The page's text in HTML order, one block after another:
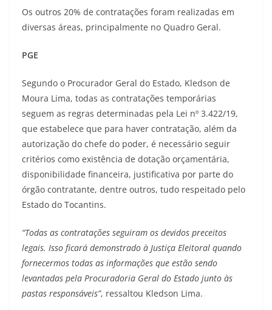
Os outros 20% de contratações foram realizadas em
diversas áreas, principalmente no Quadro Geral.
PGE
Segundo o Procurador Geral do Estado, Kledson de
Moura Lima, todas as contratações temporárias
seguem as regras determinadas pela Lei nº 3.422/19,
que estabelece que para haver contratação, além da
autorização do chefe do poder, é necessário seguir
critérios como existência de dotação orçamentária,
disponibilidade financeira, justificativa por parte do
órgão contratante, dentre outros, tudo respeitado pelo
Estado do Tocantins.
“Todas as contratações seguiram os devidos preceitos
legais. Isso ficará demonstrado à Justiça Eleitoral quando
fornecermos todas as informações que estão sendo
levantadas pela Procuradoria Geral do Estado junto às
pastas responsáveis”, ressaltou Kledson Lima.